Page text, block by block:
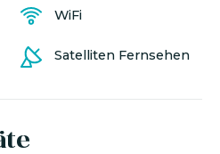
WiFi
Satelliten Fernsehen